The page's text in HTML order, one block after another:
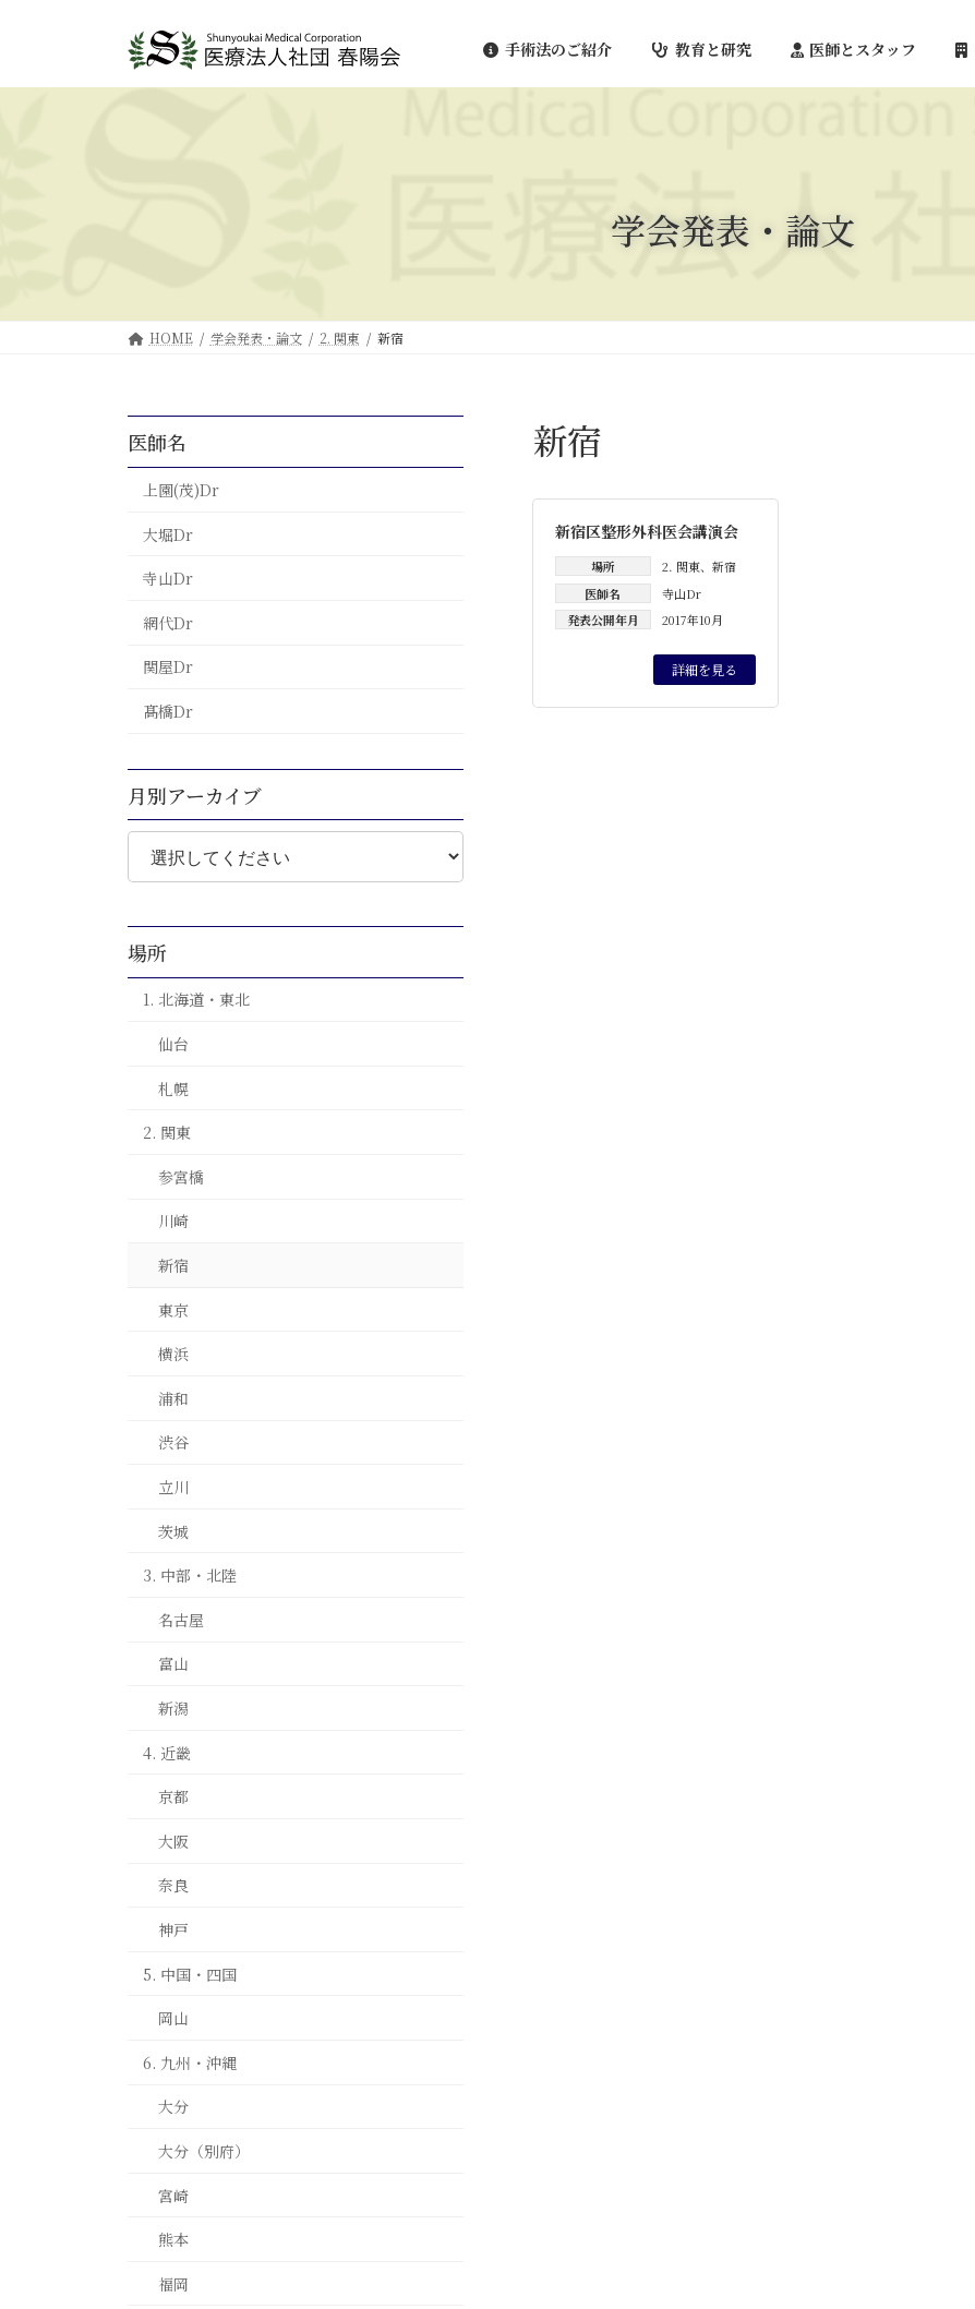
手術法のご紹介 教育と研究 医師とスタッフ
学会発表・論文
HOME 学会発表・論文 2. 関東 新宿
新宿
新宿区整形外科医会講演会
場所 2. 関東、 新宿
医師名
寺山Dr
発表公開年月
2017年10月
詳細を見る
医師名
上園(茂)Dr
大堀Dr
寺山Dr
網代Dr
関屋Dr
髙橋Dr
月別アーカイブ
場所
1. 北海道・東北
仙台
札幌
2. 関東
参宮橋
川崎
新宿
東京
横浜
浦和
渋谷
立川
茨城
3. 中部・北陸
名古屋
富山
新潟
4. 近畿
京都
大阪
奈良
神戸
5. 中国・四国
岡山
6. 九州・沖縄
大分
大分（別府）
宮崎
熊本
福岡